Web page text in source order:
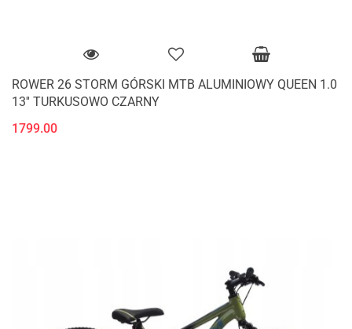
ROWER 26 STORM GÓRSKI MTB ALUMINIOWY QUEEN 1.0
13'' TURKUSOWO CZARNY
1799.00